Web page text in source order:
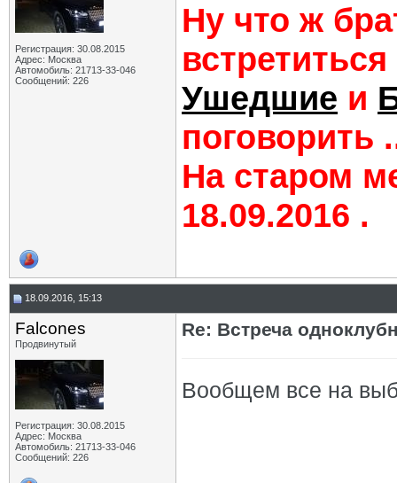
Регистрация: 30.08.2015
Адрес: Москва
Автомобиль: 21713-33-046
Сообщений: 226
Ну что ж
Ушедшие и
поговорить
На старом
18.09.2016 .
18.09.2016, 15:13
Falcones
Продвинутый
Регистрация: 30.08.2015
Адрес: Москва
Автомобиль: 21713-33-046
Сообщений: 226
Re: Встреча
Вообщем все на